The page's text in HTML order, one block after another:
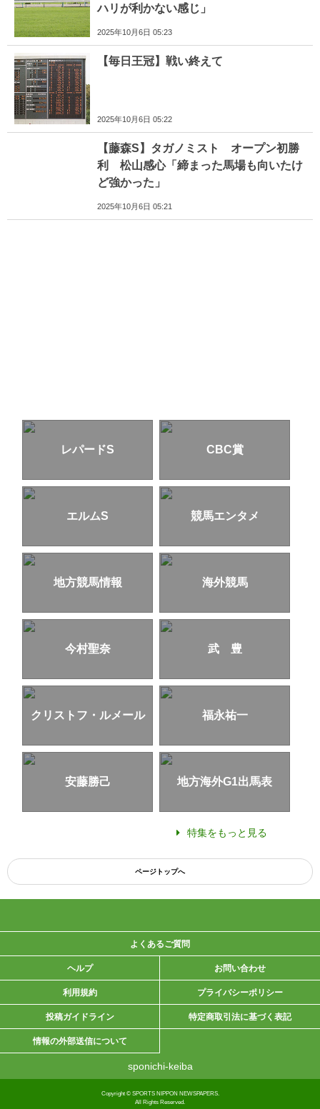
ハリが利かない感じ」
2025年10月6日 05:23
【毎日王冠】戦い終えて
2025年10月6日 05:22
【藤森S】タガノミスト オープン初勝
利 松山感心「締まった馬場も向いたけ
ど強かった」
2025年10月6日 05:21
レパードS CBC賞
エルムS 競馬エンタメ
地方競馬情報 海外競馬
今村聖奈 武 豊
クリストフ・ルメール 福永祐一
安藤勝己 地方海外G1出馬表
特集をもっと見る
ページトップへ
よくあるご質問
ヘルプ お問い合わせ
利用規約 プライバシーポリシー
投稿ガイドライン 特定商取引法に基づく表記
情報の外部送信について
sponichi-keiba
Copyright © SPORTS NIPPON NEWSPAPERS.
All Rights Reserved.